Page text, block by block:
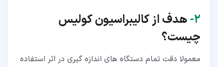
۲‏- هدف از کالیبراسیونکولیس
چیست؟
معمولا دقت تمام دستگاه های اندازه گیری در اثر استفاده